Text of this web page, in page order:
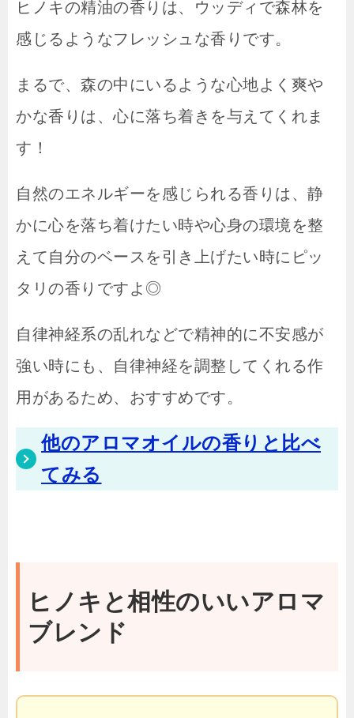
ヒノキの精油の香りは、ウッディで森林を
感じるようなフレッシュな香りです。
まるで、森の中にいるような心地よく爽や
かな香りは、心に落ち着きを与えてくれま
す！
自然のエネルギーを感じられる香りは、静
かに心を落ち着けたい時や心身の環境を整
えて自分のベースを引き上げたい時にピッ
タリの香りですよ◎
自律神経系の乱れなどで精神的に不安感が
強い時にも、自律神経を調整してくれる作
用があるため、おすすめです。
他のアロマオイルの香りと比べ
てみる
ヒノキと相性のいいアロマ
ブレンド